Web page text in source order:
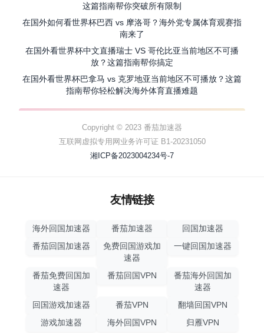
这篇指南帮你突破所有限制
在国外如何看世界杯巴西 vs 摩洛哥？海外党专属体育观赛指
南来了
在国外看世界杯中文直播瑞士 VS 哥伦比亚当前地区不可播
放？这篇指南帮你搞定
在国外看世界杯巴拿马 vs 克罗地亚当前地区不可播放？这篇
指南帮你轻松解决海外体育直播难题
Copyright © 2023 番茄加速器
互联网虚拟专用网业务许可证 B1-20231050
湘ICP备2023004234号-7
友情链接
海外回国加速器 番茄加速器
回国加速器
番茄回国加速器
免费回国游戏加
速器
一键回国加速器
番茄免费回国加
速器
番茄回国VPN
番茄海外回国加
速器
回国游戏加速器
番茄VPN
翻墙回国VPN
游戏加速器
海外回国VPN 归雁VPN